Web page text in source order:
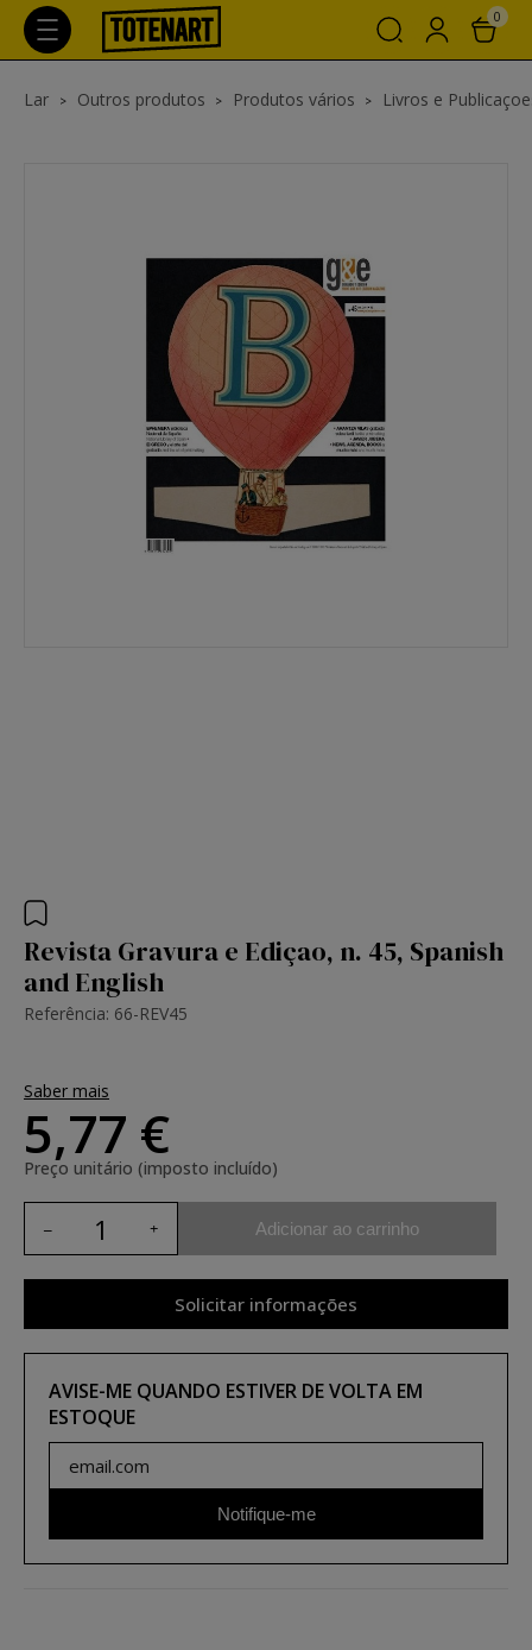
0
Lar Outros produtos Produtos vários Livros e
Revista Gravura e Ediçao, n. 45, Spanish
and English
Referência: 66-REV45
Saber mais
5,77 €
Preço unitário (imposto incluído)
Adicionar ao carrinho
Solicitar informações
AVISE-ME QUANDO ESTIVER DE VOLTA EM
ESTOQUE
Notifique-me